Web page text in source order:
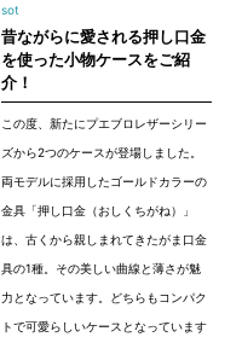
sot
昔ながらに愛される押し口金
を使った小物ケースをご紹
介！
この度、新たにプエブロレザーシリー
ズから2つのケースが登場しました。
両モデルに採用したゴールドカラーの
金具「押し口金（おしくちがね）」
は、古くから親しまれてきたがま口金
具の1種。その美しい曲線と薄さが魅
力となっています。どちらもコンパク
トで可愛らしいケースとなっています